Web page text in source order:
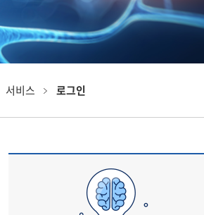
서비스 로그인